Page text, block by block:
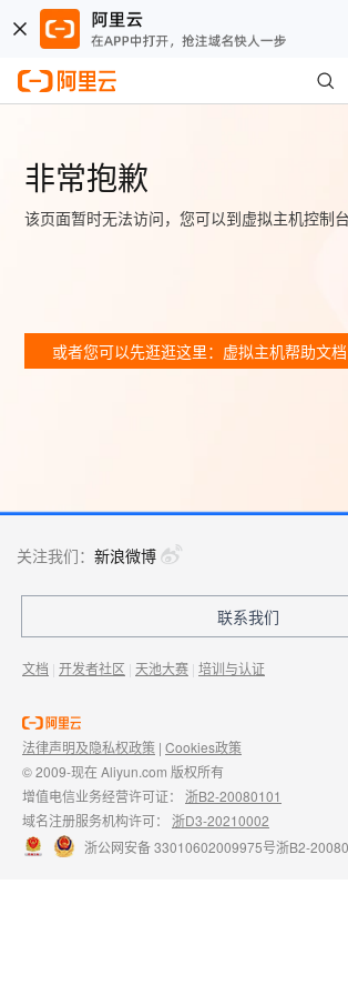
非常抱歉
该页面暂时无法访问，您可以到虚拟主机控制
或者您可以先逛逛这里：虚拟主机帮助文